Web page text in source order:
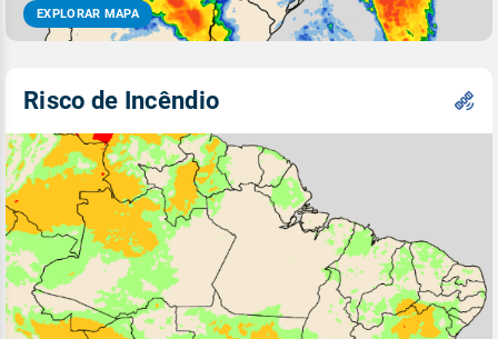
EXPLORAR MAPA
Risco de Incêndio